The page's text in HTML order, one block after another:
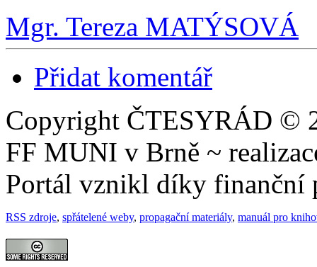
Mgr. Tereza MATÝSOVÁ
Přidat komentář
Copyright ČTESYRÁD ©
FF MUNI v Brně ~
Portál vznikl díky finanční
RSS zdroje, spřátelené weby, propagační materiály, manuál pro